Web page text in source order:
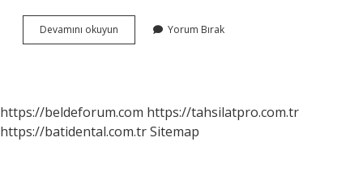
Devamını okuyun
Dönüm
Çıkar
Yorum Bırak
https://beldeforum.com https://tahsilatpro.com.tr
https://batidental.com.trSitemap